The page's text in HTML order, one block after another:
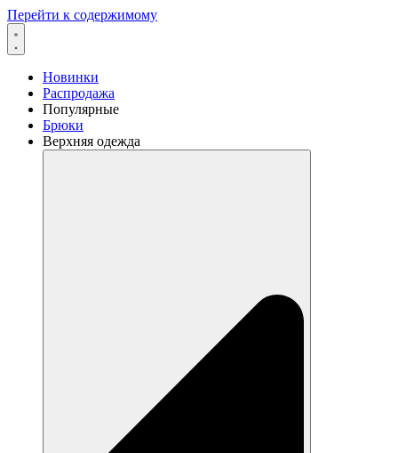
Перейти к содержимому
Новинки
Распродажа
Популярные
Брюки
Верхняя одежда